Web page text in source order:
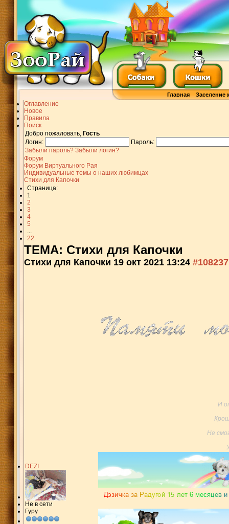
Главная Заселение
Оглавление
Новое
Правила
Поиск
Добро пожаловать, Гость
Логин:
Пароль:
Забыли пароль? Забыли логин?
Форум
Форум Виртуального Рая
Индивидуальные темы о наших любимцах
Стихи для Капочки
Страница:
1
2
3
4
5
...
22
ТЕМА: Стихи для Капочки
Стихи для Капочки 19 окт 2021 13:24 #108237
DEZI
Не в сети
Гуру
И
Не